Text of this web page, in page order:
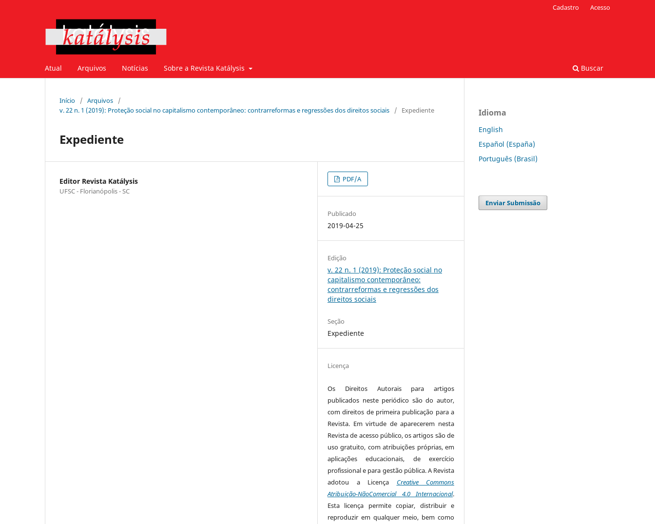
Atual Arquivos Notícias Sobre a Revista Katálysis Buscar
Cadastro Acesso
Início / Arquivos
/
v. 22 n. 1 (2019): Proteção social no capitalismo contemporâneo: contrarreformas e regressões dos direitos sociais
/ Expediente
Expediente
Editor Revista Katálysis
UFSC - Florianópolis - SC
PDF/A
Publicado
2019-04-25
Edição
v. 22 n. 1 (2019): Proteção social no
capitalismo contemporâneo:
contrarreformas e regressões dos
direitos sociais
Seção
Expediente
Licença
Os Direitos Autorais para artigos
publicados neste periódico são do autor,
com direitos de primeira publicação para a
Revista. Em virtude de aparecerem nesta
Revista de acesso público, os artigos são de
uso gratuito, com atribuições próprias, em
aplicações educacionais, de exercício
profissional e para gestão pública. A Revista
adotou a Licença Creative Commons
Atribuição-NãoComercial 4.0 Internacional.
Esta licença permite copiar, distribuir e
reproduzir em qualquer meio, bem como
Idioma
English
Español (España)
Português (Brasil)
Enviar Submissão